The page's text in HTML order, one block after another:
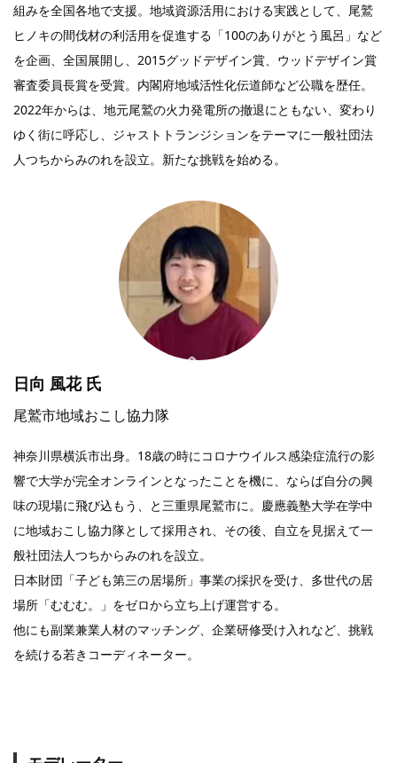
組みを全国各地で支援。地域資源活用における実践として、尾鷲
ヒノキの間伐材の利活用を促進する「100のありがとう風呂」など
を企画、全国展開し、2015グッドデザイン賞、ウッドデザイン賞
審査委員長賞を受賞。内閣府地域活性化伝道師など公職を歴任。
2022年からは、地元尾鷲の火力発電所の撤退にともない、変わり
ゆく街に呼応し、ジャストトランジションをテーマに一般社団法
人つちからみのれを設立。新たな挑戦を始める。
日向 風花 氏
尾鷲市地域おこし協力隊
神奈川県横浜市出身。18歳の時にコロナウイルス感染症流行の影
響で大学が完全オンラインとなったことを機に、ならば自分の興
味の現場に飛び込もう、と三重県尾鷲市に。慶應義塾大学在学中
に地域おこし協力隊として採用され、その後、自立を見据えて一
般社団法人つちからみのれを設立。
日本財団「子ども第三の居場所」事業の採択を受け、多世代の居
場所「むむむ。」をゼロから立ち上げ運営する。
他にも副業兼業人材のマッチング、企業研修受け入れなど、挑戦
を続ける若きコーディネーター。